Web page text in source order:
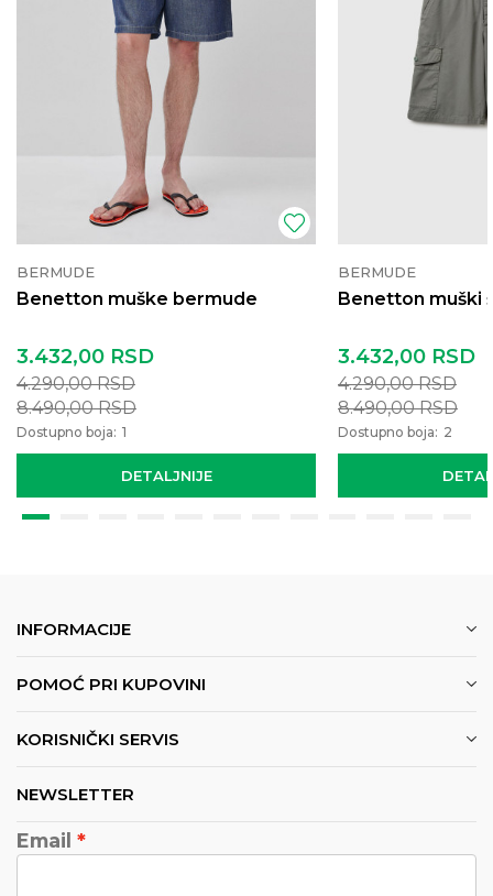
BERMUDE
Benetton muške bermude
DETALJNIJE
3.432,00 RSD
4.290,00RSD
8.490,00RSD
Dostupno boja: 1
BERMUDE
Benetton muški
3.432,00 RSD
4.290,00RSD
8.490,00RSD
Dostupno boja: 2
INFORMACIJE
POMOĆ PRI KUPOVINI
KORISNIČKI SERVIS
NEWSLETTER
Email